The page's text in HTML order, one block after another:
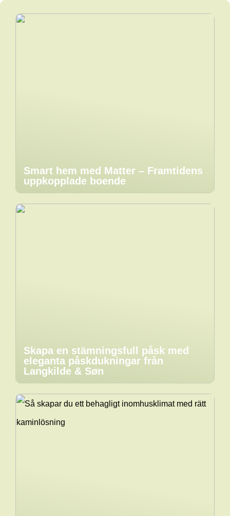
Smart hem med Matter – Framtidens
uppkopplade boende
Skapa en stämningsfull påsk med
eleganta påskdukningar från
Langkilde & Søn